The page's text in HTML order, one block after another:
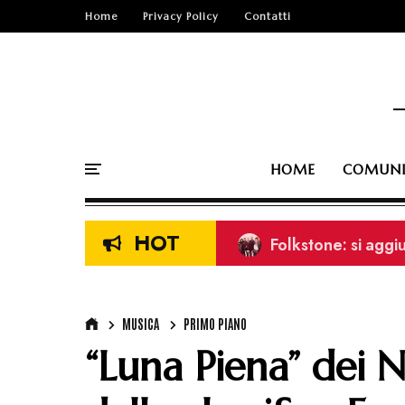
Home Privacy Policy Contatti
HOME
HOT Folkstone: si
“Audi Sport” il
MUSICA PRIMO PIANO
“Luna Piena” dei